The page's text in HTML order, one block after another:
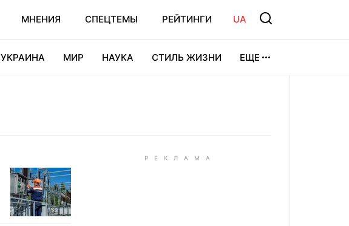
МНЕНИЯ СПЕЦТЕМЫ РЕЙТИНГИ UA
УКРАИНА МИР НАУКА СТИЛЬ ЖИЗНИ ЕЩЕ